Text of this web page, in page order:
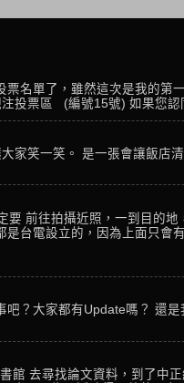
名單了，雖然這次是我的第
投票區 (編號15號) 如果您認
家笑一笑。 是一張會讓飯店
前往拍攝近照，一到目的地
台電設立的，因為上面只會
？大家都有Update嗎？ 還
館 去尋找論文資料，到了中